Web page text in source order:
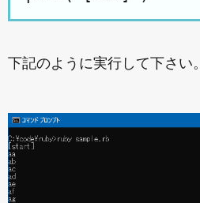
下記のように実行して下さい。